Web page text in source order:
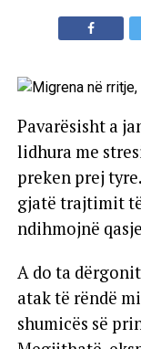
Pavarësisht a
lidhura me
preken prej
gjatë trajtimit
ndihmojnë
A do ta
atak të rëndë
shumicës së